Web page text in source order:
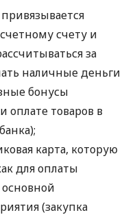
счету и
за
наличные деньги
бонусы
оплате товаров в
карта, которую
для оплаты
основной
(закупка